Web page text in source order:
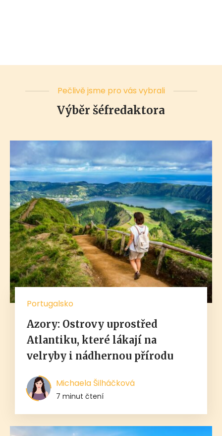
Pečlivě jsme pro vás vybrali
Výběr šéfredaktora
Portugalsko
Azory: Ostrovy uprostřed
Atlantiku, které lákají na
velryby i nádhernou přírodu
Michaela Šilháčková
7 minut čtení